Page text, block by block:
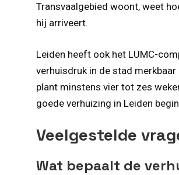
Transvaalgebied woont, weet
hij arriveert.
Leiden heeft ook het LUMC-
verhuisdruk in de stad
plant minstens vier tot zes
goede verhuizing in Leiden
Veelgestelde
Wat bepaalt de